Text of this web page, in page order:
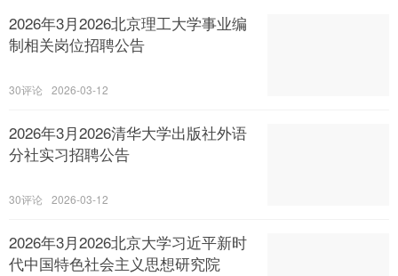
2026年3月2026北京理工大学事业编
制相关岗位招聘公告
30 2026-03-12
2026年3月2026清华大学出版社外语
分社实习招聘公告
30 2026-03-12
2026年3月2026北京大学习近平新时
代中国特色社会主义思想研究院